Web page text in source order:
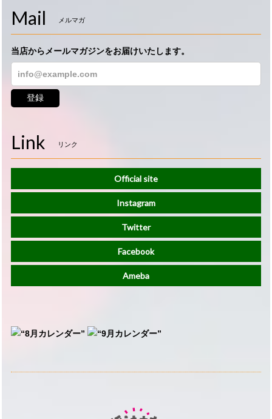
Mail メルマガ
当店からメールマガジンをお届けいたします。
登録
Link リンク
Official site
Instagram
Twitter
Facebook
Ameba